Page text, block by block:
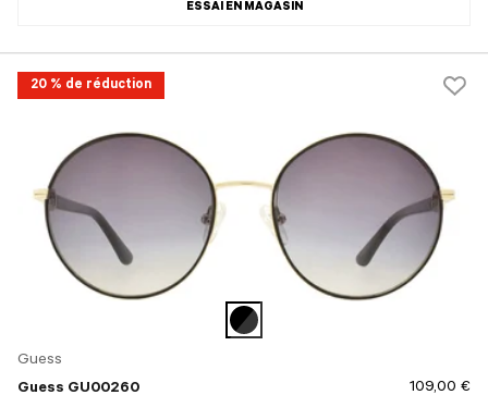
ESSAI EN MAGASIN
20 % de réduction
Guess
Guess GU00260
109,00 €